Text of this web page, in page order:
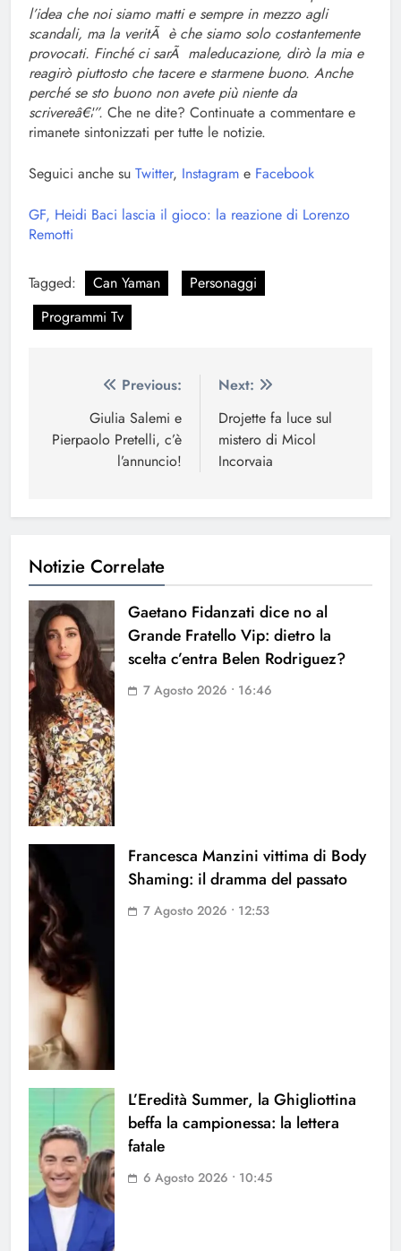
l’idea che noi siamo matti e sempre in mezzo agli
scandali, ma la veritÃ è che siamo solo costantemente
provocati. Finché ci sarÃ maleducazione, dirò la mia e
reagirò piuttosto che tacere e starmene buono. Anche
perché se sto buono non avete più niente da
scrivereâ€¦”. Che ne dite? Continuate a commentare e
rimanete sintonizzati per tutte le notizie.
Seguici anche su Twitter, Instagram e Facebook
GF, Heidi Baci lascia il gioco: la reazione di Lorenzo
Remotti
Tagged: Can Yaman
Personaggi
Programmi Tv
Navigazione
articoli
Previous:
Giulia Salemi e
Pierpaolo Pretelli, c’è
l’annuncio!
Next:
Drojette fa luce sul
mistero di Micol
Incorvaia
Notizie Correlate
Gaetano Fidanzati dice no al
Grande Fratello Vip: dietro la
scelta c’entra Belen Rodriguez?
7 Agosto 2026 • 16:46
Francesca Manzini vittima di Body
Shaming: il dramma del passato
7 Agosto 2026 • 12:53
L’Eredità Summer, la Ghigliottina
beffa la campionessa: la lettera
fatale
6 Agosto 2026 • 10:45